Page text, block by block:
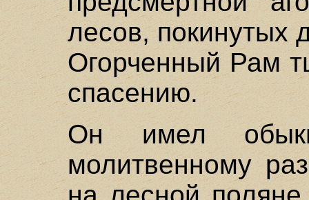
лесов,
Огорченный Рам
спасению.
Он имел
молитвенному